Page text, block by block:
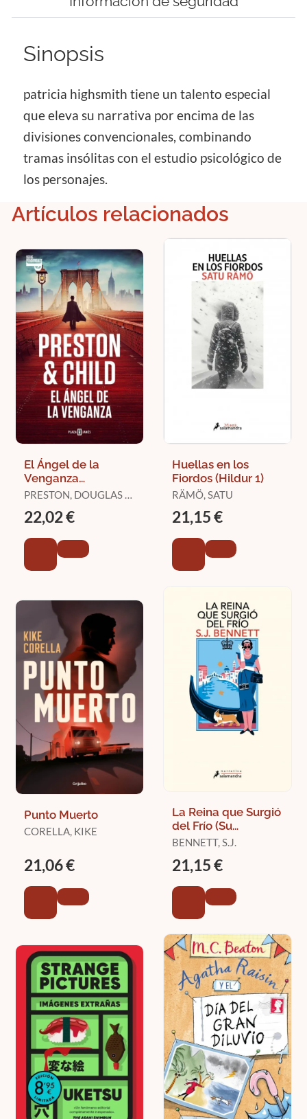
Sinopsis
patricia highsmith tiene un talento especial
que eleva su narrativa por encima de las
divisiones convencionales, combinando
tramas insólitas con el estudio psicológico de
los personajes.
Artículos relacionados
El Ángel de la
Venganza
(Inspector
PRESTON, DOUGLAS /
22,02 €
Huellas en los
Fiordos (Hildur 1)
RÄMÖ, SATU
21,15 €
Punto Muerto
CORELLA, KIKE
21,06 €
La Reina que Surgió
del Frío (Su
Majestad, la Reina
BENNETT, S.J.
21,15 €